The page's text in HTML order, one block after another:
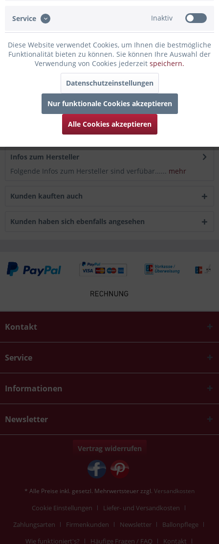
Merken
Artikel-Nr.: 91-832294
Beschreibung
Ein tolles Extra auf jeder Hochzeit ist unser individuell
erstelltes Willkommensschild mit den...mehr
Bewertungen lesen, schreiben und diskutieren...
Infos zum Hersteller
Folgende Infos zum Hersteller sind verfübar...... mehr
Kunden kauften auch
Kunden haben sich ebenfalls angesehen
Kontakt
Service
Informationen
Newsletter
Vertrag widerrufen
* Alle Preise inkl. gesetzl. Mehrwertsteuer zzgl. Versandkosten
Cookie Einstellungen
Liefer- und Versandkosten
Zahlungsarten
Firmenkunden Newsletter
Ballonpflege
Wie funktioniert's?
Häufige Fragen / FAQ Kontakt
Service Inaktiv
Diese Website verwendet Cookies, um Ihnen die bestmögliche
Funktionalität bieten zu können. Sie können Ihre Auswahl der
Verwendung von Cookies jederzeit speichern.
Datenschutzeinstellungen
Nur funktionale Cookies akzeptieren
Alle Cookies akzeptieren